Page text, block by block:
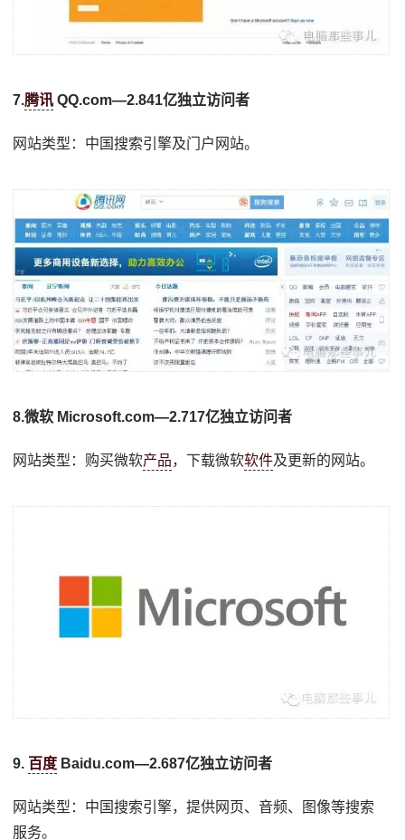
7.腾讯 QQ.com—2.841亿独立访问者
网站类型：中国搜索引擎及门户网站。
8.微软 Microsoft.com—2.717亿独立访问者
网站类型：购买微软产品，下载微软软件及更新的网站。
9. 百度 Baidu.com—2.687亿独立访问者
网站类型：中国搜索引擎，提供网页、音频、图像等搜索
服务。